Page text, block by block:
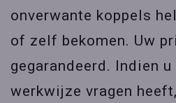
onverwante koppels
of zelf bekomen. Uw
gegarandeerd. Indien
werkwijze vragen